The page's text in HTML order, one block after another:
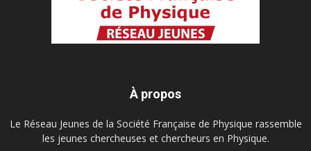
À propos
Le Réseau Jeunes de la Société Française de Physique rassemble
les jeunes chercheuses et chercheurs en Physique.